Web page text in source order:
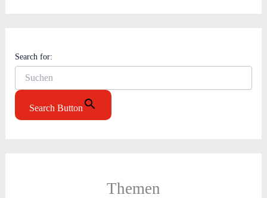
Search for:
Search Button
Themen